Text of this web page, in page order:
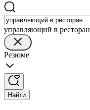
управляющий в ресторан
Резюме
Найти